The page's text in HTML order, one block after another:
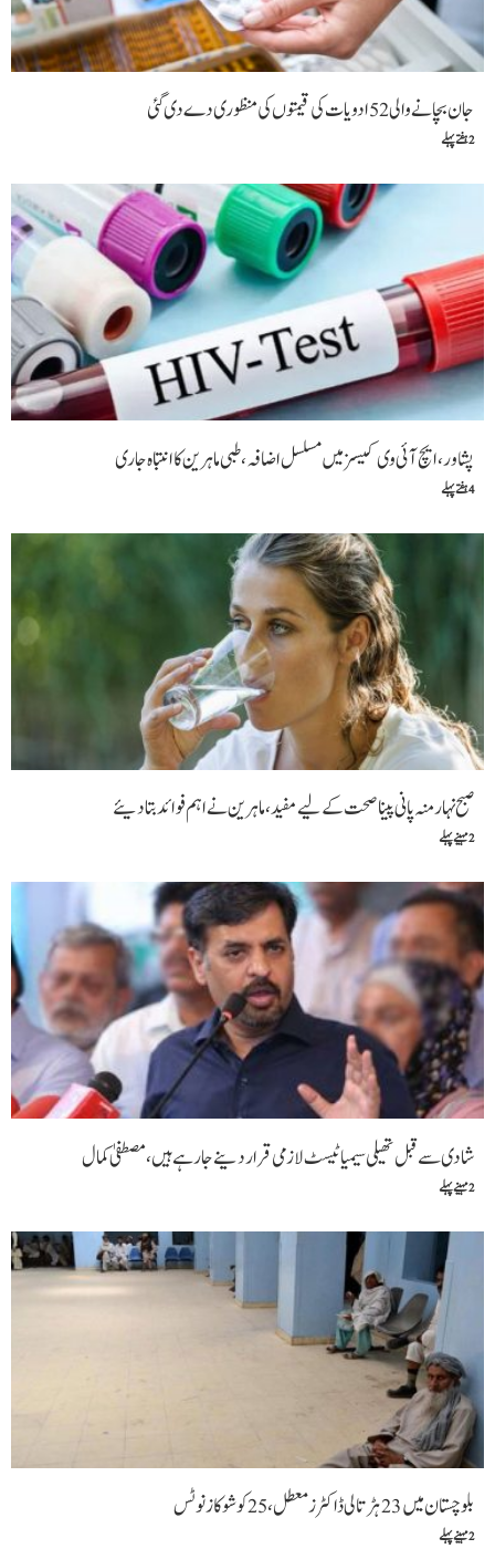
جان بچانے والی 52 ادویات کی قیمتوں کی منظوری دے دی گئی
2 ہفتے پہلے
پشاور،ایچ آئی وی کیسز میں مسلسل اضافہ ،طبی ماہرین کا انتباہ جاری
4 ہفتے پہلے
صبح نہار منہ پانی پینا صحت کے لیے مفید، ماہرین نے اہم فوائد بتا دیئے
2 مہینے پہلے
شادی سے قبل تھیلی سیمیا ٹیسٹ لازمی قرار دینے جارہے ہیں،مصطفیٰ کمال
2 مہینے پہلے
بلوچستان میں 23 ہڑتالی ڈاکٹرز معطل،25 کو شوکاز نوٹس
2 مہینے پہلے